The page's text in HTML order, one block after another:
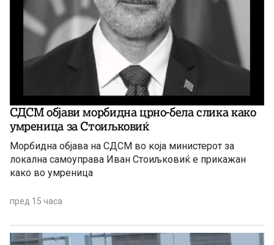
СДСМ објави морбидна црно-бела слика како
умреница за Стоиљковиќ
Морбидна објава на СДСМ во која министерот за
локална самоуправа Иван Стоиљковиќ е прикажан
како во умреница
пред 15 часа